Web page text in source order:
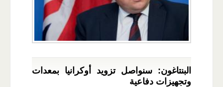
البنتاغون: سنواصل تزويد أوكرانيا بمعدات
وتجهيزات دفاعية